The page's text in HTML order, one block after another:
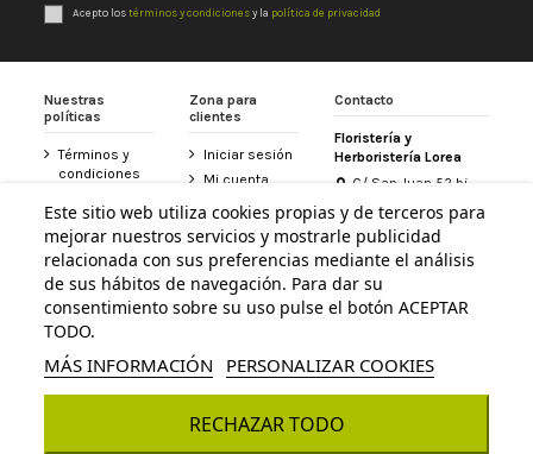
Acepto lostérminos y condicionesy la política de privacidad
Nuestras
políticas
Términos y
condiciones
privacidad
Aviso legal
Política de
cookies
Accesibilidad
Zona para
clientes
Iniciar sesión
Mi cuenta
Historial de
pedidos
Tarjeta
Floristería
Lorea
Contacte con
Contacto
Floristería y
Herboristería Lorea
C/ San Juan 52 bj
31800 Altsasu /
Alsasua (Navarra)
948 467 426
info@floristerialorea.es
Este sitio web utiliza cookies propias y de terceros para
mejorar nuestros servicios y mostrarle publicidad
relacionada con sus preferencias mediante el análisis
de sus hábitos de navegación. Para dar su
consentimiento sobre su uso pulse el botón ACEPTAR
TODO.
MÁS INFORMACIÓN PERSONALIZAR COOKIES
RECHAZAR TODO